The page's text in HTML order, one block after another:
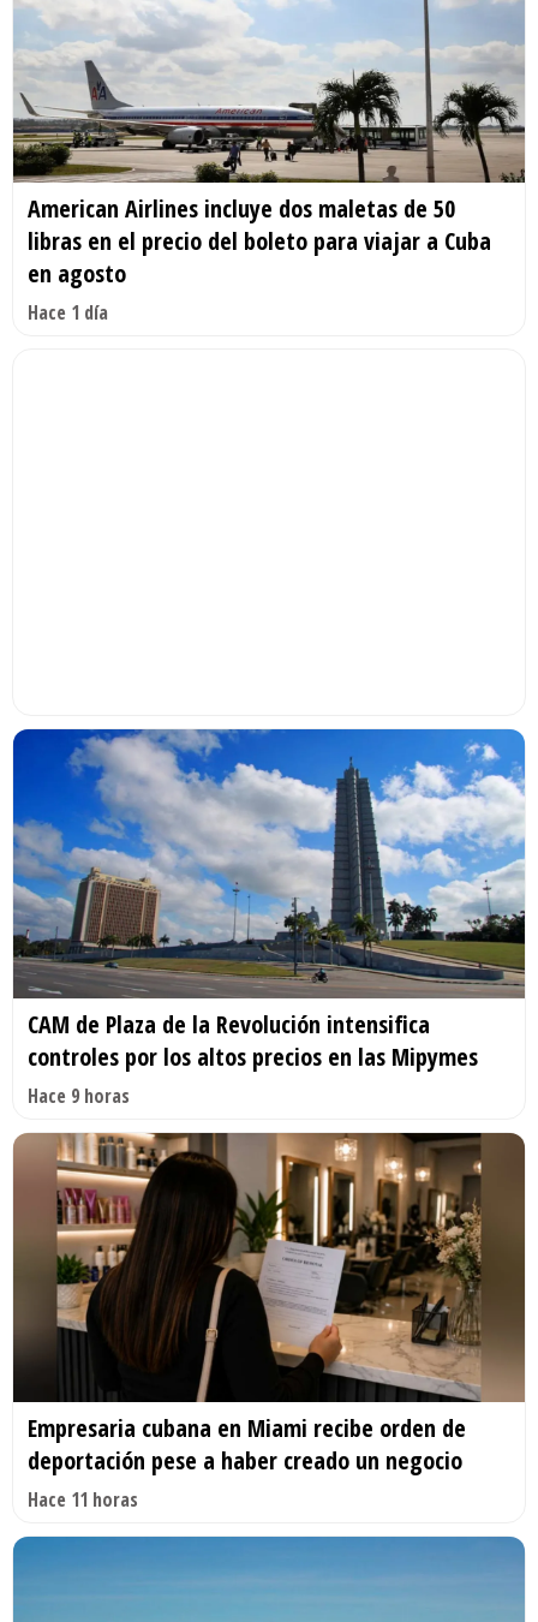
American Airlines incluye dos maletas de 50
libras en el precio del boleto para viajar a Cuba
en agosto
Hace 1 día
CAM de Plaza de la Revolución intensifica
controles por los altos precios en las Mipymes
Hace 9 horas
Empresaria cubana en Miami recibe orden de
deportación pese a haber creado un negocio
Hace 11 horas